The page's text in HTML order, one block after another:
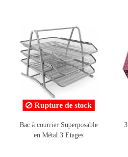
3 Organisateurs de Bureau,
ARK - Réf.1795